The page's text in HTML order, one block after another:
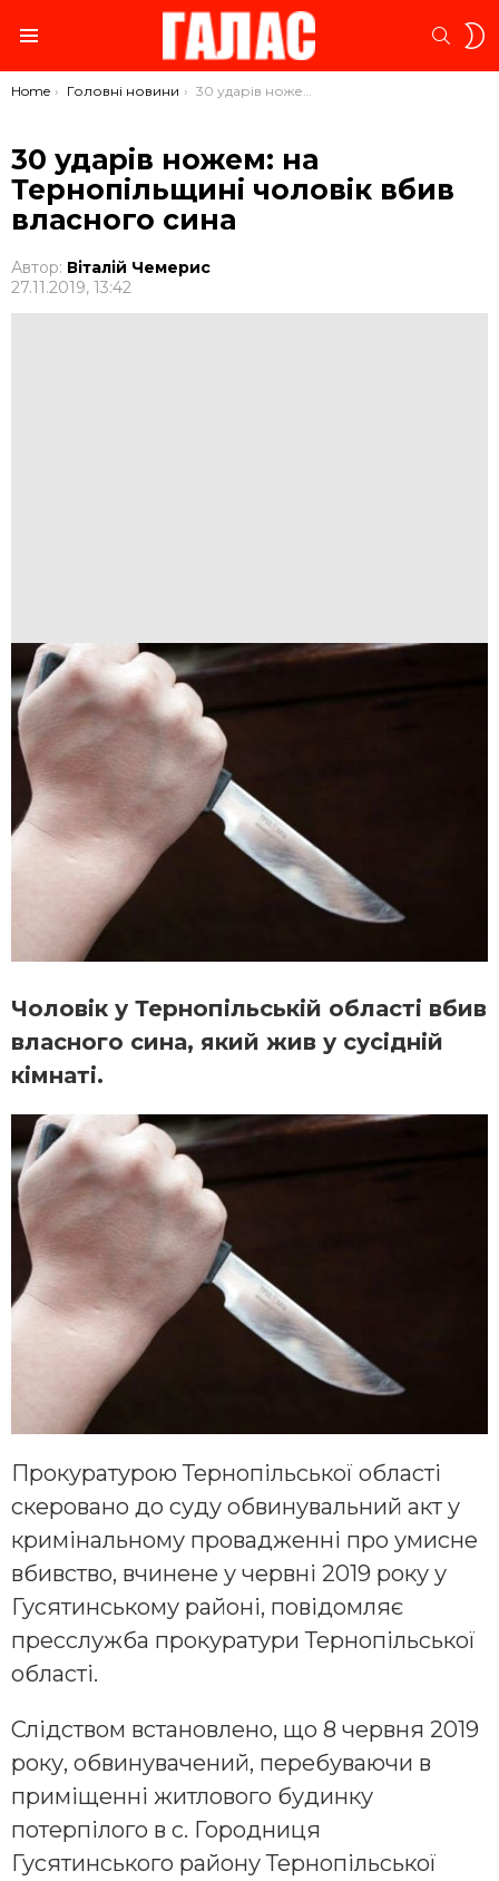
You are here:
Home Головні новини 30 ударів ножем: на Тернопільщині чоловік вбив власного сина
30 ударів ножем: на
Тернопільщині чоловік вбив
власного сина
Автор: Віталій Чемерис
27.11.2019, 13:42
Чоловік у Тернопільській області вбив
власного сина, який жив у сусідній
кімнаті.
Прокуратурою Тернопільської області
скеровано до суду обвинувальний акт у
кримінальному провадженні про умисне
вбивство, вчинене у червні 2019 року у
Гусятинському районі, повідомляє
пресслужба прокуратури Тернопільської
області.
Слідством встановлено, що 8 червня 2019
року, обвинувачений, перебуваючи в
приміщенні житлового будинку
потерпілого в с. Городниця
Гусятинського району Тернопільської